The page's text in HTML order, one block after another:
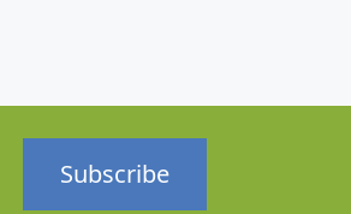
Subscribe